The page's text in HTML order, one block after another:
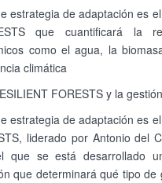
estrategia de adaptación es
que cuantificará la
como el agua, la
climática
FORESTS y la
estrategia de adaptación es
liderado por Antonio del
que se está desarrollado
que determinará qué tipo de